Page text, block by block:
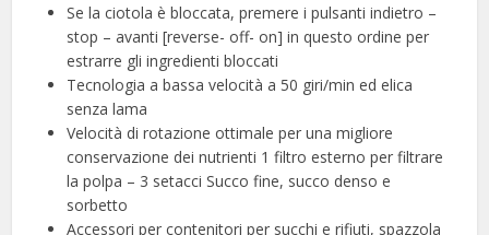
Se la ciotola è bloccata, premere i pulsanti indietro –
stop – avanti [reverse- off- on] in questo ordine per
estrarre gli ingredienti bloccati
Tecnologia a bassa velocità a 50 giri/min ed elica
senza lama
Velocità di rotazione ottimale per una migliore
conservazione dei nutrienti 1 filtro esterno per filtrare
la polpa – 3 setacci Succo fine, succo denso e
sorbetto
Accessori per contenitori per succhi e rifiuti, spazzola